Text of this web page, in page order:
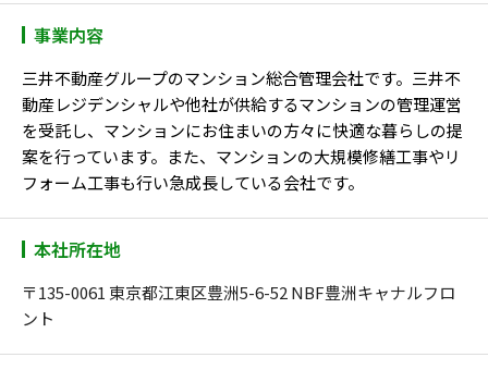
事業内容
三井不動産グループのマンション総合管理会社です。三井不
動産レジデンシャルや他社が供給するマンションの管理運営
を受託し、マンションにお住まいの方々に快適な暮らしの提
案を行っています。また、マンションの大規模修繕工事やリ
フォーム工事も行い急成長している会社です。
本社所在地
〒135-0061 東京都江東区豊洲5-6-52 NBF豊洲キャナルフロ
ント